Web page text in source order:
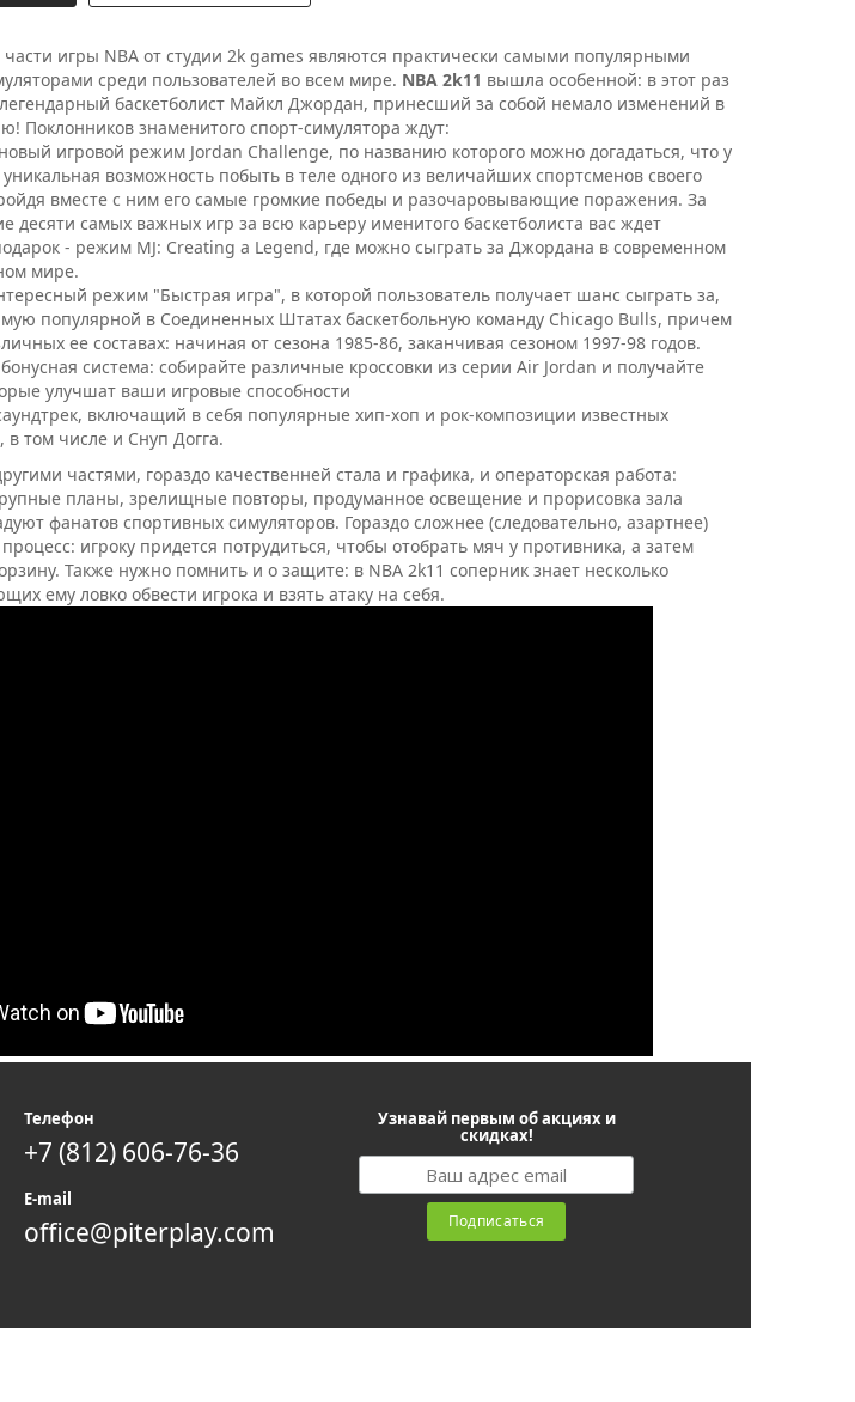
игры NBA от студии 2k games являются практически самыми популярными
среди пользователей во всем мире. NBA 2k11 вышла особенной: в этот раз
баскетболист Майкл Джордан, принесший за собой немало изменений в
Поклонников знаменитого спорт-симулятора ждут:
игровой режим Jordan Challenge, по названию которого можно догадаться, что у
уникальная возможность побыть в теле одного из величайших спортсменов своего
вместе с ним его самые громкие победы и разочаровывающие поражения. За
десяти самых важных игр за всю карьеру именитого баскетболиста вас ждет
- режим MJ: Creating a Legend, где можно сыграть за Джордана в современном
мире.
режим "Быстрая игра", в которой пользователь получает шанс сыграть за,
популярной в Соединенных Штатах баскетбольную команду Chicago Bulls, причем
ее составах: начиная от сезона 1985-86, заканчивая сезоном 1997-98 годов.
система: собирайте различные кроссовки из серии Air Jordan и получайте
улучшат ваши игровые способности
включащий в себя популярные хип-хоп и рок-композиции известных
в том числе и Снуп Догга.
частями, гораздо качественней стала и графика, и операторская работа:
планы, зрелищные повторы, продуманное освещение и прорисовка зала
фанатов спортивных симуляторов. Гораздо сложнее (следовательно, азартнее)
игроку придется потрудиться, чтобы отобрать мяч у противника, а затем
Также нужно помнить и о защите: в NBA 2k11 соперник знает несколько
ему ловко обвести игрока и взять атаку на себя.
Телефон
+7 (812) 606-76-36
E-mail
office@piterplay.com
Узнавай первым об акциях и
скидках!